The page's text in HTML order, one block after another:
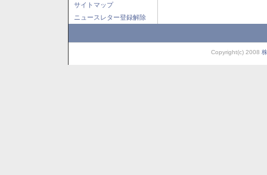
サイトマップ
ニュースレター登録解除
Copyright(c) 2008